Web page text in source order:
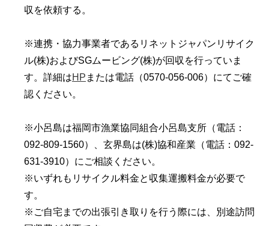
収を依頼する。
※連携・協力事業者であるリネットジャパンリサイク
ル(株)およびSGムービング(株)が回収を行っていま
す。詳細はHP または電話（0570-056-006）にてご確
認ください。
※小呂島は福岡市漁業協同組合小呂島支所（電話：
092-809-1560）、玄界島は(株)協和産業（電話：092-
631-3910）にご相談ください。
※いずれもリサイクル料金と収集運搬料金が必要で
す。
※ご自宅までの出張引き取りを行う際には、別途訪問